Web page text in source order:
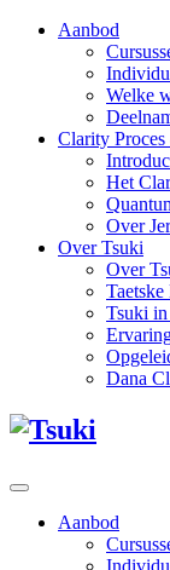
Aanbod
Welke
Clarity
Het
Over
Over Tsuki
Over
Tsuki in
Dana
Aanbod